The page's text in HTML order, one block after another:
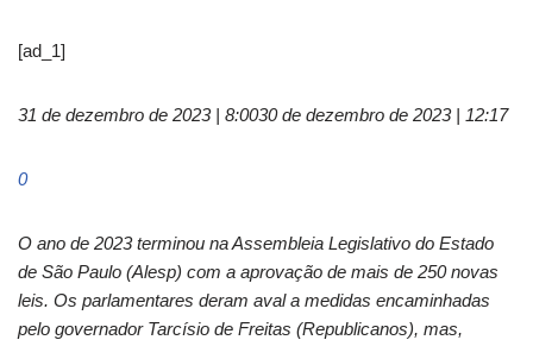
[ad_1]
31 de dezembro de 2023 | 8:0030 de dezembro de 2023 | 12:17
0
O ano de 2023 terminou na Assembleia Legislativo do Estado
de São Paulo (Alesp) com a aprovação de mais de 250 novas
leis. Os parlamentares deram aval a medidas encaminhadas
pelo governador Tarcísio de Freitas (Republicanos), mas,